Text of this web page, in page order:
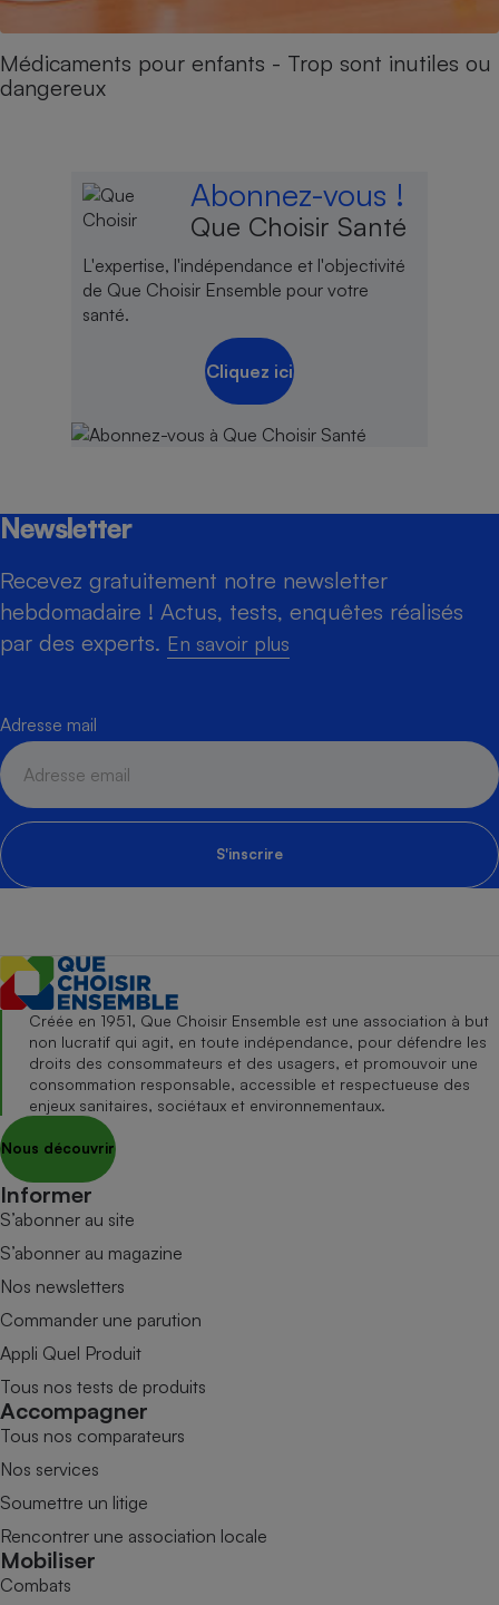
Médicaments pour enfants - Trop sont inutiles ou
dangereux
Abonnez-vous !
Que Choisir Santé
L'expertise, l'indépendance et l'objectivité
de Que Choisir Ensemble pour votre
santé.
Cliquez ici
Newsletter
Recevez gratuitement notre newsletter
hebdomadaire ! Actus, tests, enquêtes réalisés
par des experts. En savoir plus
Adresse mail
S'inscrire
Créée en 1951, Que Choisir Ensemble est une association à but
non lucratif qui agit, en toute indépendance, pour défendre les
droits des consommateurs et des usagers, et promouvoir une
consommation responsable, accessible et respectueuse des
enjeux sanitaires, sociétaux et environnementaux.
Nous découvrir
Informer
S’abonner au site
S’abonner au magazine
Nos newsletters
Commander une parution
Appli Quel Produit
Tous nos tests de produits
Accompagner
Tous nos comparateurs
Nos services
Soumettre un litige
Rencontrer une association locale
Mobiliser
Combats